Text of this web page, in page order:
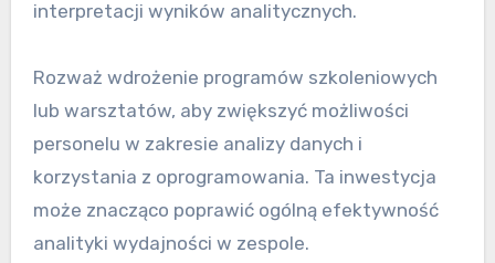
interpretacji wyników analitycznych.
Rozważ wdrożenie programów szkoleniowych
lub warsztatów, aby zwiększyć możliwości
personelu w zakresie analizy danych i
korzystania z oprogramowania. Ta inwestycja
może znacząco poprawić ogólną efektywność
analityki wydajności w zespole.